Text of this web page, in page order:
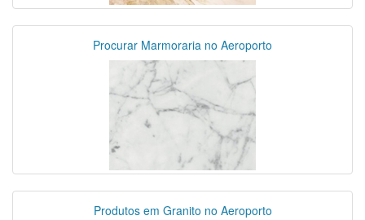
Procurar Marmoraria no Aeroporto
Produtos em Granito no Aeroporto